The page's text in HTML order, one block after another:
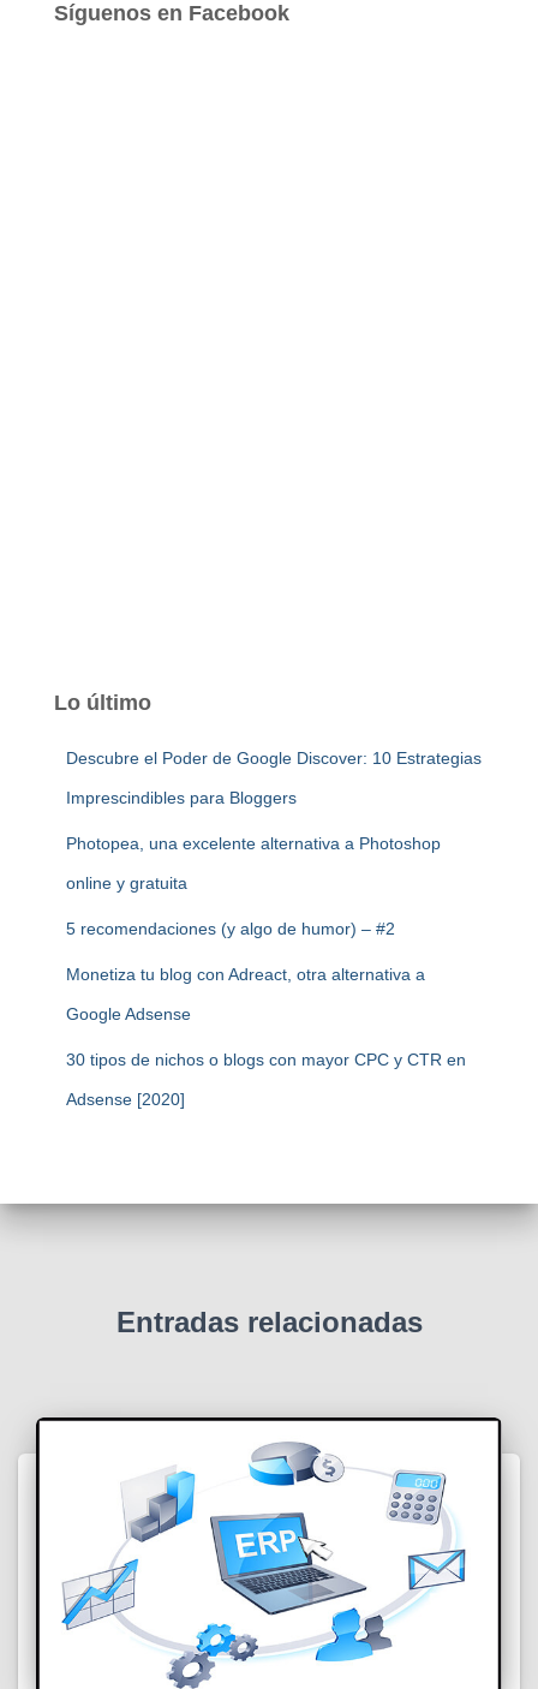
Síguenos en Facebook
Lo último
Descubre el Poder de Google Discover: 10 Estrategias
Imprescindibles para Bloggers
Photopea, una excelente alternativa a Photoshop
online y gratuita
5 recomendaciones (y algo de humor) – #2
Monetiza tu blog con Adreact, otra alternativa a
Google Adsense
30 tipos de nichos o blogs con mayor CPC y CTR en
Adsense [2020]
Entradas relacionadas